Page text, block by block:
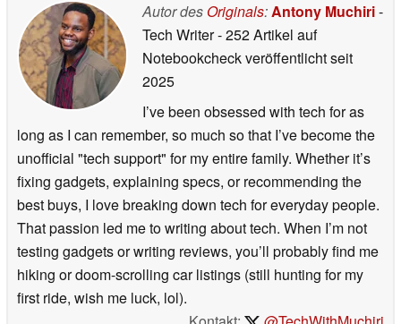
Autor des Originals:Antony Muchiri-
Tech Writer- 252 Artikel auf
Notebookcheck veröffentlichtseit
2025
I’ve been obsessed with tech for as
long as I can remember, so much so that I’ve become the
unofficial "tech support" for my entire family. Whether it’s
fixing gadgets, explaining specs, or recommending the
best buys, I love breaking down tech for everyday people.
That passion led me to writing about tech. When I’m not
testing gadgets or writing reviews, you’ll probably find me
hiking or doom-scrolling car listings (still hunting for my
first ride, wish me luck, lol).